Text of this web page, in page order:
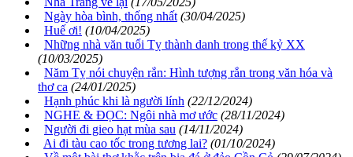
Ngày hòa bình, thống nhất (30/04/2025)
Huế ơi! (10/04/2025)
Những nhà văn tuổi Tỵ thành danh trong thế kỷ XX
(10/03/2025)
Năm Tỵ nói chuyện rắn: Hình tượng rắn trong văn hóa và
thơ ca (24/01/2025)
Hạnh phúc khi là người lính (22/12/2024)
NGHE & ĐỌC: Ngôi nhà mơ ước (28/11/2024)
Người đi gieo hạt mùa sau (14/11/2024)
Ai đi tàu cao tốc trong tương lai? (01/10/2024)